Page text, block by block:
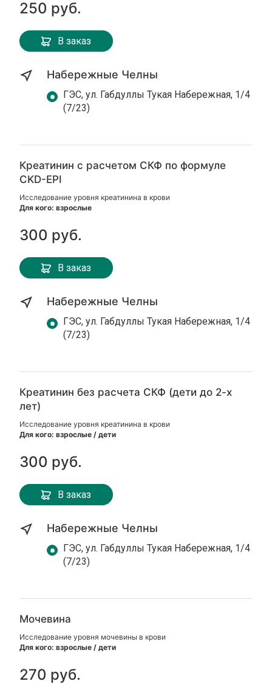
250 руб.
В заказ
Набережные Челны
ГЭС, ул. Габдуллы Тукая Набережная, 1/4
(7/23)
Креатинин с расчетом СКФ по формуле
CKD-EPI
Исследование уровня креатинина в крови
Для кого: взрослые
300 руб.
В заказ
Набережные Челны
ГЭС, ул. Габдуллы Тукая Набережная, 1/4
(7/23)
Креатинин без расчета СКФ (дети до 2-х
лет)
Исследование уровня креатинина в крови
Для кого: взрослые / дети
300 руб.
В заказ
Набережные Челны
ГЭС, ул. Габдуллы Тукая Набережная, 1/4
(7/23)
Мочевина
Исследование уровня мочевины в крови
Для кого: взрослые / дети
270 руб.